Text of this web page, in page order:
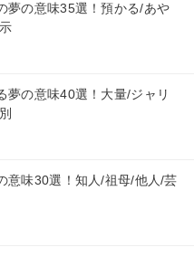
夢の意味35選！預かる/あや
夢の意味40選！大量/ジャリ
意味30選！知人/祖母/他人/芸